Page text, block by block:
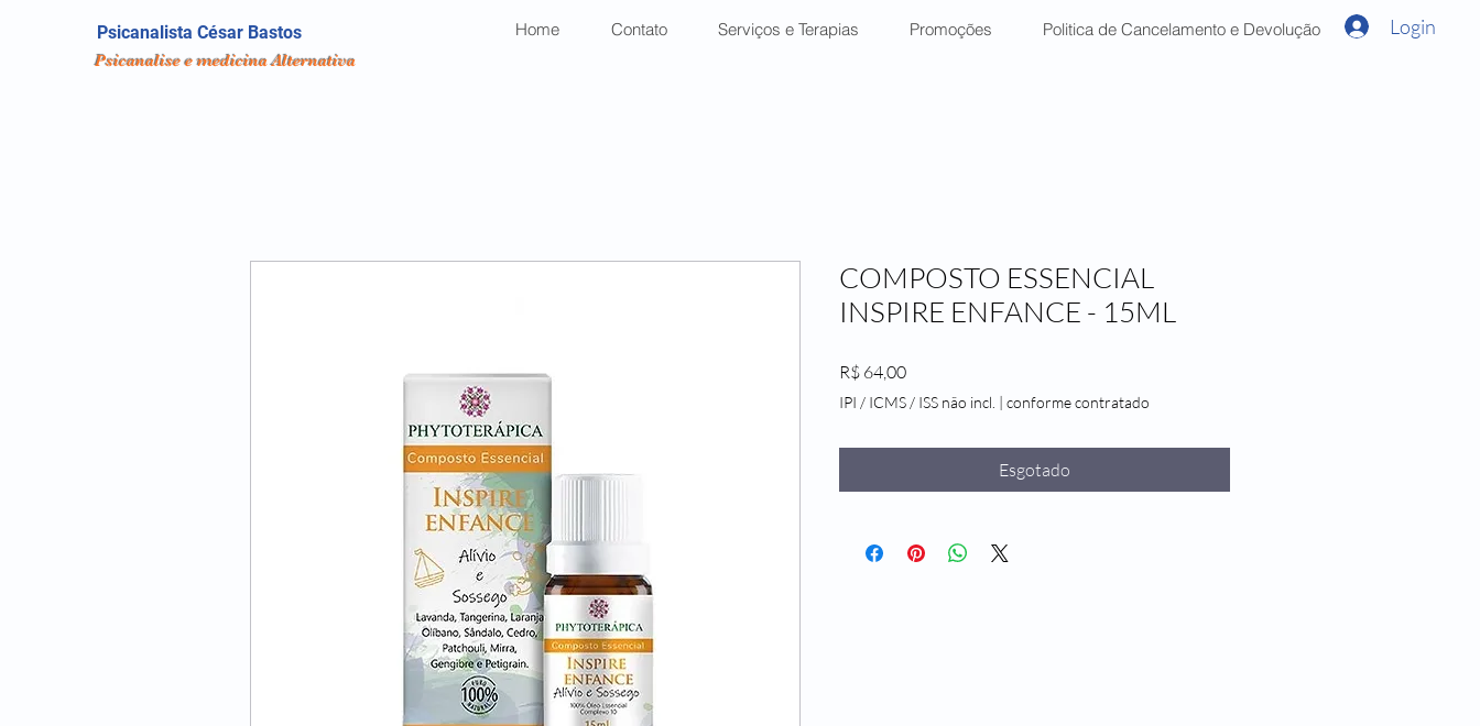
Psicanalise e medicina Alternativa
Psicanalista César Bastos Home Contato Serviços e Terapias Promoções Politica de Cancelamento e Devolução Login
COMPOSTO ESSENCIAL
INSPIRE ENFANCE - 15ML
R$ 64,00Preço
IPI / ICMS / ISS não incl. | conforme contratado
Esgotado